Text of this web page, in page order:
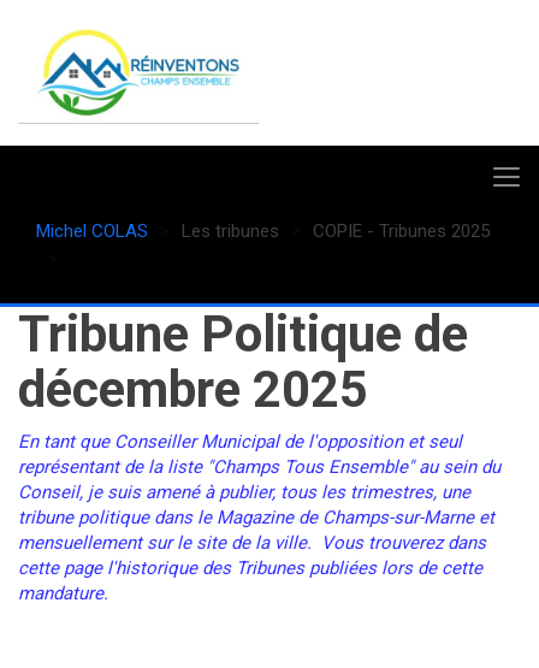
Michel COLAS Les tribunes
COPIE - Tribunes 2025
Tribune Politique de
décembre 2025
En tant que Conseiller Municipal de l'opposition et seul
représentant de la liste "Champs Tous Ensemble" au sein du
Conseil, je suis amené à publier, tous les trimestres, une
tribune politique dans le Magazine de Champs-sur-Marne et
mensuellement sur le site de la ville. Vous trouverez dans
cette page l'historique des Tribunes publiées lors de cette
mandature.